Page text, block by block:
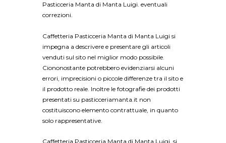
Pasticceria Manta di Manta Luigi. eventuali
correzioni.
Caffetteria Pasticceria Manta di Manta Luigi si
impegna a descrivere e presentare gli articoli
venduti sul sito nel miglior modo possibile.
Ciononostante potrebbero evidenziarsi alcuni
errori, imprecisioni o piccole differenze tra il sito e
il prodotto reale. Inoltre le fotografie dei prodotti
presentati su pasticceriamanta.it non
costituiscono elemento contrattuale, in quanto
solo rappresentative.
Caffetteria Pasticceria Manta di Manta Luigi. si